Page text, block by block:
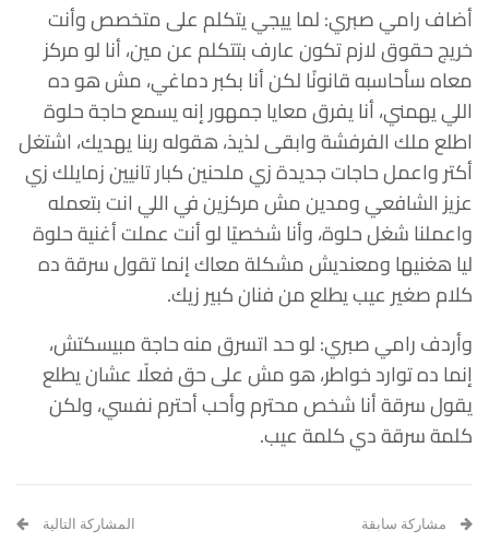
أضاف رامي صبري: لما ييجي يتكلم على متخصص وأنت
خريج حقوق لازم تكون عارف بتتكلم عن مين، أنا لو مركز
معاه سأحاسبه قانونًا لكن أنا بكبر دماغي، مش هو ده
اللي يهمني، أنا يفرق معايا جمهور إنه يسمع حاجة حلوة
اطلع ملك الفرفشة وابقى لذيذ، هقوله ربنا يهديك، اشتغل
أكتر واعمل حاجات جديدة زي ملحنين كبار تانيين زمايلك زي
عزيز الشافعي ومدين مش مركزين في اللي انت بتعمله
واعملنا شغل حلوة، وأنا شخصيًا لو أنت عملت أغنية حلوة
ليا هغنيها ومعنديش مشكلة معاك إنما تقول سرقة ده
كلام صغير عيب يطلع من فنان كبير زيك.
وأردف رامي صبري: لو حد اتسرق منه حاجة مبيسكتش،
إنما ده توارد خواطر، هو مش على حق فعلًا عشان يطلع
يقول سرقة أنا شخص محترم وأحب أحترم نفسي، ولكن
كلمة سرقة دي كلمة عيب.
مشاركة سابقة المشاركة التالية